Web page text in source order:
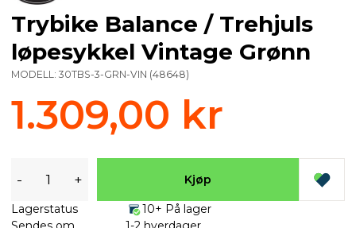
Trybike Balance / Trehjuls
løpesykkel Vintage Grønn
MODELL: 30TBS-3-GRN-VIN (48648)
1.309,00 kr
- + Kjøp
Lagerstatus
10+ På lager